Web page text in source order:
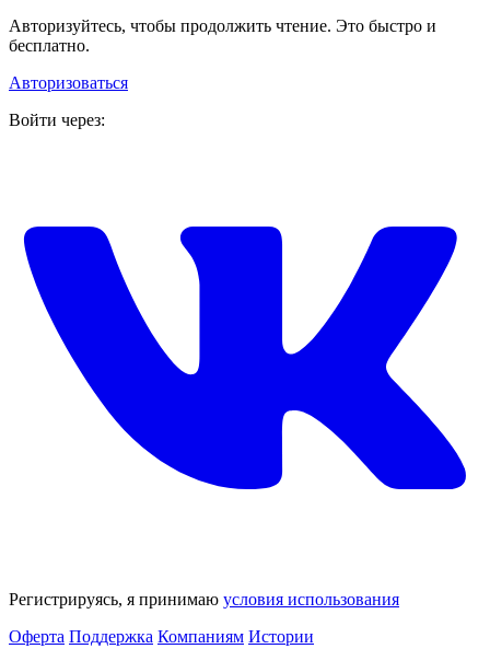
Авторизуйтесь, чтобы продолжить чтение. Это быстро и
бесплатно.
Авторизоваться
Войти через:
Регистрируясь, я принимаю условия использования
Оферта Поддержка Компаниям Истории